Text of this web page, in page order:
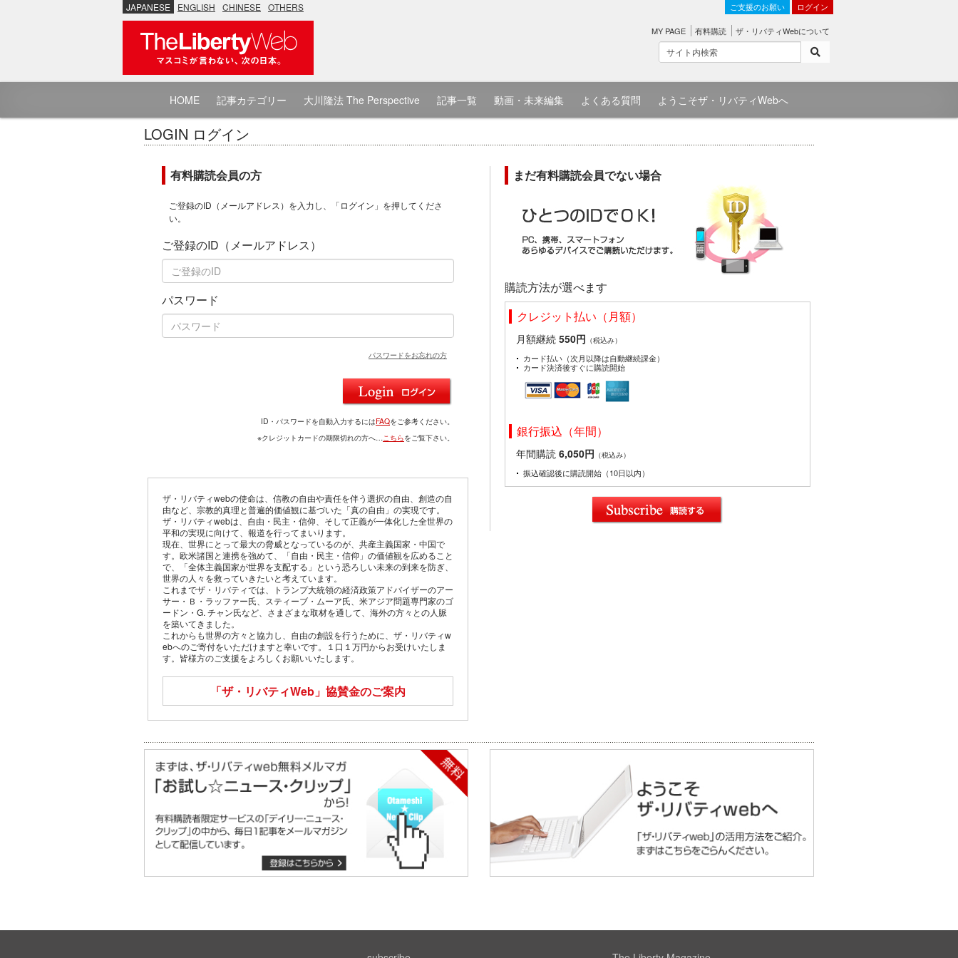
JAPANESE ENGLISH CHINESE OTHERS ご支援のお願い ログイン
MY PAGE 有料購読 ザ・リバティWebについて
HOME 記事カテゴリー 大川隆法 The Perspective 記事一覧 動画・未来編集 よくある質問 ようこそザ・リバティWebへ
LOGIN ログイン
有料購読会員の方
ご登録のID（メールアドレス）を入力し、「ログイン」を押してくださ
い。
ご登録のID（メールアドレス）
パスワード
パスワードをお忘れの方
ID・パスワードを自動入力するにはFAQをご参考ください。
※クレジットカードの期限切れの方へ…こちらをご覧下さい。
ザ・リバティwebの使命は、信教の自由や責任を伴う選択の自由、創造の自
由など、宗教的真理と普遍的価値観に基づいた「真の自由」の実現です。
ザ・リバティwebは、自由・民主・信仰、そして正義が一体化した全世界の
平和の実現に向けて、報道を行ってまいります。
現在、世界にとって最大の脅威となっているのが、共産主義国家・中国で
す。欧米諸国と連携を強めて、「自由・民主・信仰」の価値観を広めること
で、「全体主義国家が世界を支配する」という恐ろしい未来の到来を防ぎ、
世界の人々を救っていきたいと考えています。
これまでザ・リバティでは、トランプ大統領の経済政策アドバイザーのアー
サー・Ｂ・ラッファー氏、スティーブ・ムーア氏、米アジア問題専門家のゴ
ードン・G. チャン氏など、さまざまな取材を通して、海外の方々との人脈
を築いてきました。
これからも世界の方々と協力し、自由の創設を行うために、ザ・リバティw
ebへのご寄付をいただけますと幸いです。１口１万円からお受けいたしま
す。皆様方のご支援をよろしくお願いいたします。
「ザ・リバティWeb」 協賛金のご案内
まだ有料購読会員でない場合
購読方法が選べます
クレジット払い（月額）
月額継続 550円 （税込み）
カード払い（次月以降は自動継続課金）
カード決済後すぐに購読開始
銀行振込（年間）
年間購読 6,050円 （税込み）
振込確認後に購読開始（10日以内）